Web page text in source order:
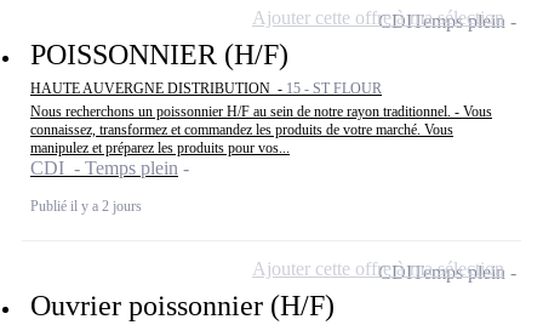
POISSONNIER (H/F)
HAUTE AUVERGNE DISTRIBUTION - 15 - ST FLOUR
Nous recherchons un poissonnier H/F au sein de notre rayon traditionnel. - Vous
connaissez, transformez et commandez les produits de votre marché. Vous
manipulez et préparez les produits pour vos...
CDI - Temps plein
Publié il y a 2 jours
CDITemps plein
Ajouter cette offre à ma sélection
Ouvrier poissonnier (H/F)
CDITemps plein
Ajouter cette offre à ma sélection